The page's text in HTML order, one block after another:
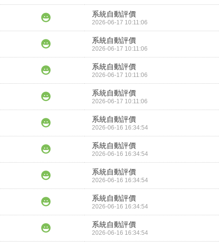
系統自動評價
2026-06-17 10:11:06
系統自動評價
2026-06-17 10:11:06
系統自動評價
2026-06-17 10:11:06
系統自動評價
2026-06-17 10:11:06
系統自動評價
2026-06-16 16:34:54
系統自動評價
2026-06-16 16:34:54
系統自動評價
2026-06-16 16:34:54
系統自動評價
2026-06-16 16:34:54
系統自動評價
2026-06-16 16:34:54